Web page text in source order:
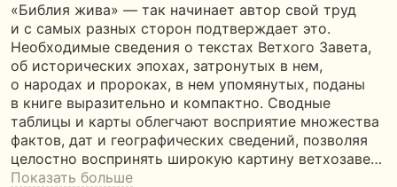
«Библия жива» — так начинает автор свой труд
и с самых разных сторон подтверждает это.
Необходимые сведения о текстах Ветхого Завета,
об исторических эпохах, затронутых в нем,
о народах и пророках, в нем упомянутых, поданы
в книге выразительно и компактно. Сводные
таблицы и карты облегчают восприятие множества
фактов, дат и географических сведений, позволяя
целостно воспринять широкую картину ветхозаве…
Показать больше